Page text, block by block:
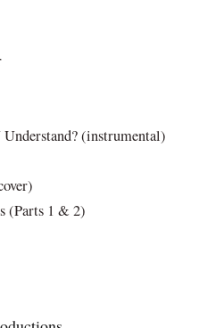
(instrumental)
(Parts 1 & 2)